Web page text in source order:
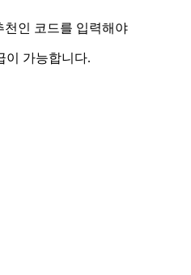
천인 코드를 입력해야
이 가능합니다.